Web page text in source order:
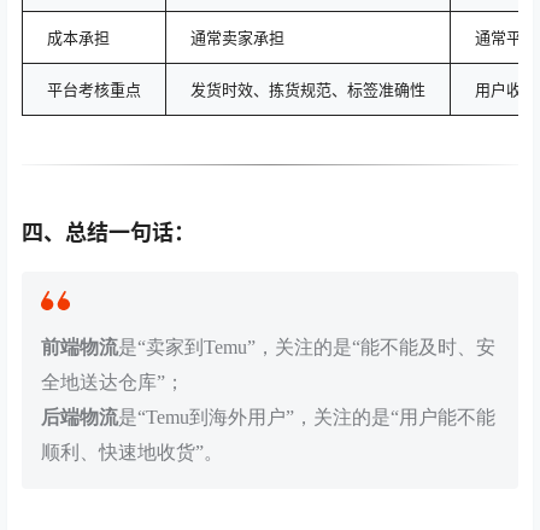
成本承担 通常卖家承担 通常平
平台考核重点 发货时效、拣货规范、标签准确性 用户收
四、总结一句话：
前端物流是“卖家到Temu”，关注的是“能不能及时、安
全地送达仓库”；
后端物流是“Temu到海外用户”，关注的是“用户能不能
顺利、快速地收货”。